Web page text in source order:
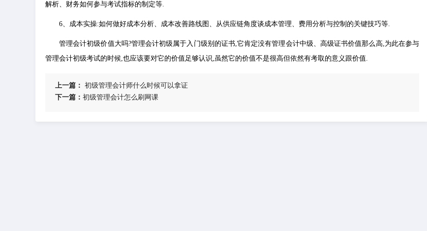
解析、财务如何参与考试指标的制定等.
6、成本实操:如何做好成本分析、成本改善路线图、从供应链角度谈成本管理、费用分析与控制的关键技巧等.
管理会计初级价值大吗?管理会计初级属于入门级别的证书,它肯定没有管理会计中级、高级证书价值那么高,为此在参与
管理会计初级考试的时候,也应该要对它的价值足够认识,虽然它的价值不是很高但依然有考取的意义跟价值.
上一篇： ​初级管理会计师什么时候可以拿证
下一篇： ​初级管理会计怎么刷网课